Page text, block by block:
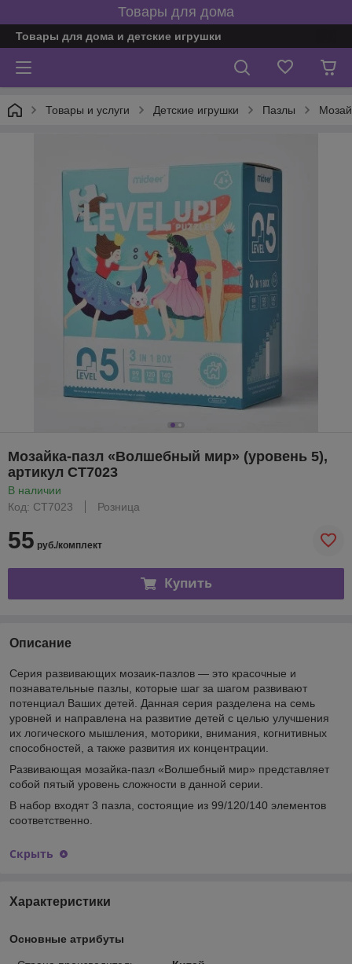
Товары для дома
Товары для дома и детские игрушки
Товары и услуги Детские игрушки Пазлы
Мозайка-пазл «Волшебный мир» (уровень 5),
артикул CТ7023
В наличии
Код: CТ7023
Розница
55 руб./комплект
Купить
Описание
Серия развивающих мозаик-пазлов — это красочные и
познавательные пазлы, которые шаг за шагом развивают
потенциал Ваших детей. Данная серия разделена на семь
уровней и направлена на развитие детей с целью улучшения
их логического мышления, моторики, внимания, когнитивных
способностей, а также развития их концентрации.
Развивающая мозайка-пазл «Волшебный мир» представляет
собой пятый уровень сложности в данной серии.
В набор входят 3 пазла, состоящие из 99/120/140 элементов
соответственно.
Скрыть
Характеристики
Основные атрибуты